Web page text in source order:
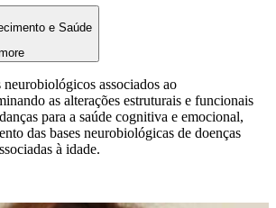
e Saúde
neurobiológicos associados ao
as alterações estruturais e funcionais
para a saúde cognitiva e emocional,
das bases neurobiológicas de doenças
à idade.